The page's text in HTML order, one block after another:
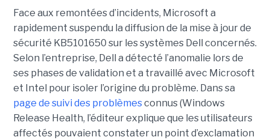
Face aux remontées d’incidents, Microsoft a
rapidement suspendu la diffusion de la mise à jour de
sécurité KB5101650 sur les systèmes Dell concernés.
Selon l’entreprise, Dell a détecté l’anomalie lors de
ses phases de validation et a travaillé avec Microsoft
et Intel pour isoler l’origine du problème. Dans sa
page de suivi des problèmesconnus (Windows
Release Health, l’éditeur explique que les utilisateurs
affectés pouvaient constater un point d’exclamation